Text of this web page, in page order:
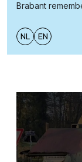
Brabant
NL EN